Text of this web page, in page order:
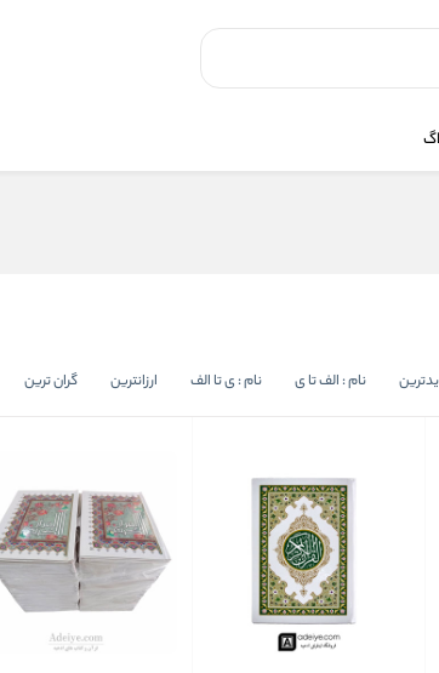
نام : الف تا ی نام : ی تا الف ارزانترین گران ترین